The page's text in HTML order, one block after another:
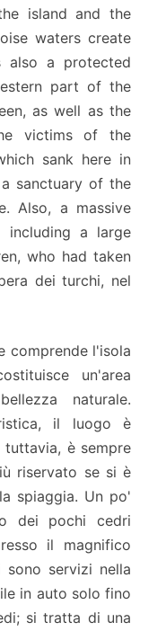
island and the
waters create
also a protected
part of the
as well as the
victims of the
sank here in
sanctuary of the
Also, a massive
including a large
who had taken
dei turchi, nel
comprende l'isola
un'area
naturale.
il luogo è
è sempre
riservato se si è
spiaggia. Un po'
dei pochi cedri
il magnifico
sono servizi nella
in auto solo fino
si tratta di una